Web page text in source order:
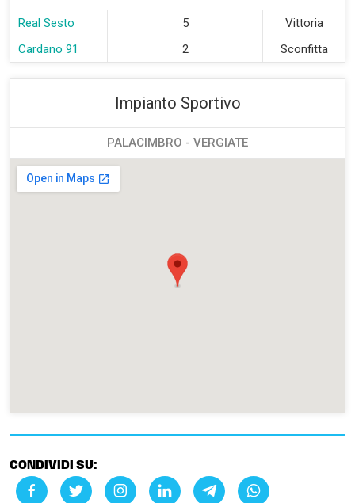
Real Sesto 5
Vittoria
Cardano 91
2 Sconfitta
Impianto Sportivo
PALACIMBRO - VERGIATE
CONDIVIDI SU: